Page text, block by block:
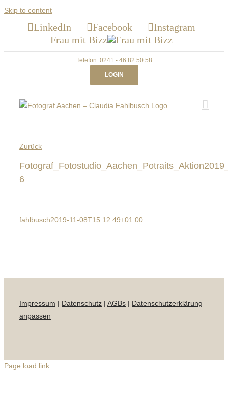
Skip to content
LinkedIn Facebook
Instagram
Frau mit Bizz
Telefon: 0241 - 46 82 50 58
LOGIN
Zurück
6
fahlbusch2019-11-08T15:12:49+01:00
Impressum | Datenschutz | AGBs | Datenschutzerklärung
anpassen
Page load link